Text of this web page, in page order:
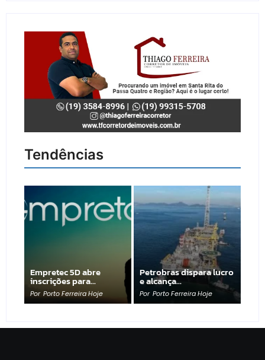
Tendências
Empretec 5D abre
inscrições para…
Por Porto Ferreira Hoje
Petrobras dispara lucro
e alcança…
Por Porto Ferreira Hoje